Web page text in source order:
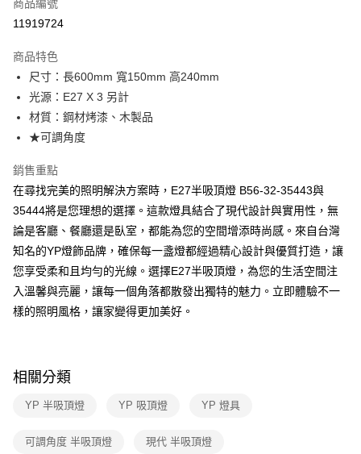
LINE Pay
街口支付
悠遊付
Google Pay
全盈+PAY
AFTEE先享後付
相關說明
【關於「AFTEE先享後付」】
AFTEE先享後付是「在收到商品之後才付款」的支付方式。 讓您購物簡單
便利好安心！
１．簡單：不需註冊會員、不需綁卡、不需儲值。
２．便利：只要手機號碼，簡訊認證，即可結帳。
２．訂單成立數日內，您將收到繳費通知簡訊。
ATM／網路銀行／等多元方式進行付款，方視為交易完成。
後付繳納相關費用。
新竹貨運宅配
商品編號
11919724
商品特色
尺寸：長600mm 寬150mm 高240mm
光源：E27 X 3 另計
材質：鋼材烤漆、木製品
★可調角度
銷售重點
在尋找完美的照明解決方案時，E27半吸頂燈 B56-32-35443與
35444將是您理想的選擇。這款燈具結合了現代設計與實用性，無
論是客廳、餐廳還是臥室，都能為您的空間增添時尚感。來自台灣
知名的YP燈飾品牌，確保每一盞燈都經過精心設計與優質打造，讓
您享受柔和且均勻的光線。選擇E27半吸頂燈，為您的生活空間注
入溫馨與亮麗，讓每一個角落都散發出獨特的魅力。立即體驗不一
樣的照明風格，讓家變得更加美好。
相關分類
YP 半吸頂燈 YP 吸頂燈 YP 燈具
可調角度 半吸頂燈 現代 半吸頂燈